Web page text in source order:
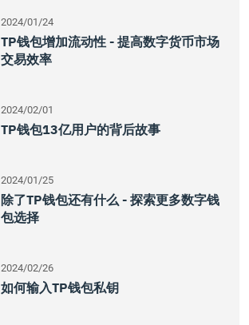
2024/01/24
TP钱包增加流动性 - 提高数字货币市场
交易效率
2024/02/01
TP钱包13亿用户的背后故事
2024/01/25
除了TP钱包还有什么 - 探索更多数字钱
包选择
2024/02/26
如何输入TP钱包私钥